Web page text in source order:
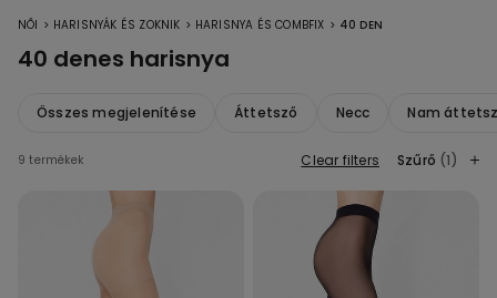
NŐI > HARISNYÁK ÉS ZOKNIK > HARISNYA ÉS COMBFIX > 40 DEN
40 denes harisnya
Összes megjelenítése Áttetsző Necc Nam
9 termékek Clear filters Szűrő (1)